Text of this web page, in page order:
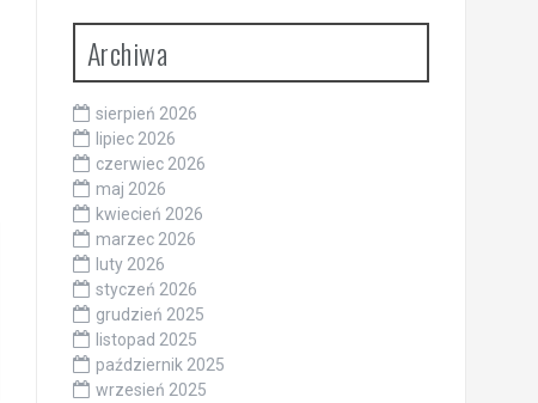
Archiwa
sierpień 2026
lipiec 2026
czerwiec 2026
maj 2026
kwiecień 2026
marzec 2026
luty 2026
styczeń 2026
grudzień 2025
listopad 2025
październik 2025
wrzesień 2025